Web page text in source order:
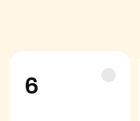
6